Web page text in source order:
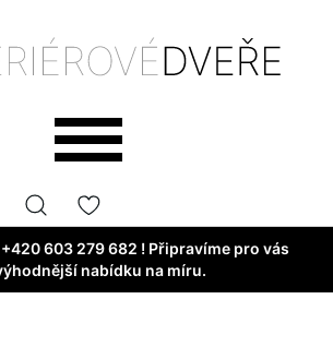
+420 603 279 682 ! Připravíme pro vás
nabídku na míru.